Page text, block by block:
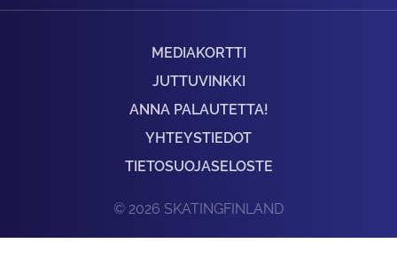
MEDIAKORTTI
JUTTUVINKKI
ANNA PALAUTETTA!
YHTEYSTIEDOT
TIETOSUOJASELOSTE
© 2026 SKATINGFINLAND